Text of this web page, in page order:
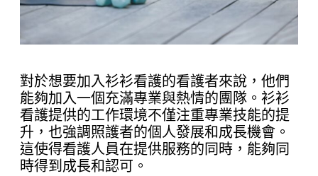
對於想要加入衫衫看護的看護者來說，他們
能夠加入一個充滿專業與熱情的團隊。衫衫
看護提供的工作環境不僅注重專業技能的提
升，也強調照護者的個人發展和成長機會。
這使得看護人員在提供服務的同時，能夠同
時得到成長和認可。